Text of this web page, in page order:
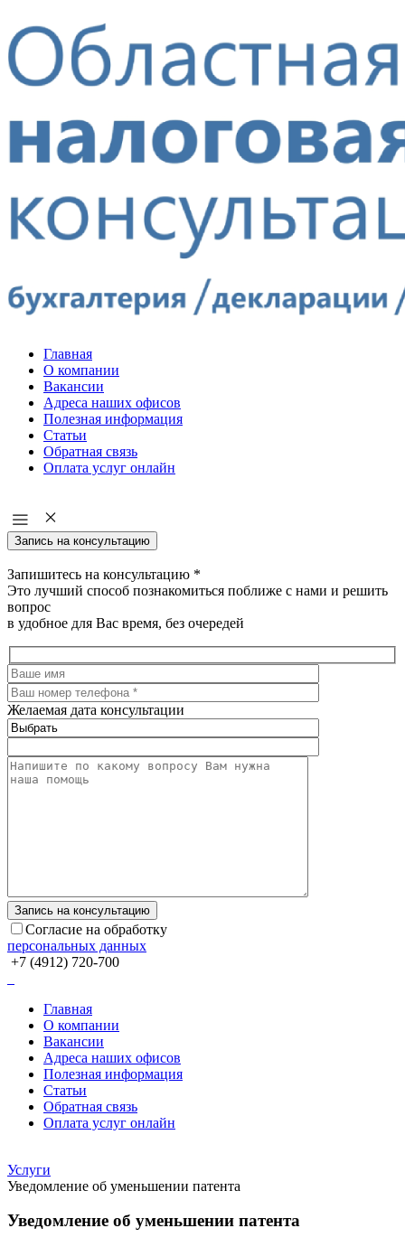
Главная
О компании
Вакансии
Адреса наших офисов
Полезная информация
Статьи
Обратная связь
Оплата услуг онлайн
Запись на консультацию
Запишитесь на консультацию *
Это лучший способ познакомиться поближе с нами и решить
вопрос
в удобное для Вас время, без очередей
Желаемая дата консультации
Согласие на обработку
персональных данных
+7 (4912) 720-700
Главная
О компании
Вакансии
Адреса наших офисов
Полезная информация
Статьи
Обратная связь
Оплата услуг онлайн
Услуги
Уведомление об уменьшении патента
Уведомление об уменьшении патента